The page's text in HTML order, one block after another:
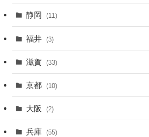
静岡 (11)
福井 (3)
滋賀 (33)
京都 (10)
大阪 (2)
兵庫 (55)